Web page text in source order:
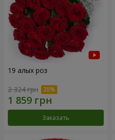
19 алых роз
2 324 грн
Заказать